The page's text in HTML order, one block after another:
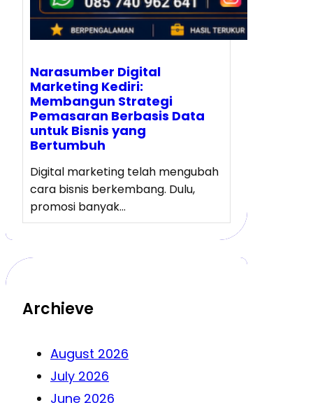
Narasumber Digital
Marketing Kediri:
Membangun Strategi
Pemasaran Berbasis Data
untuk Bisnis yang
Bertumbuh
Digital marketing telah mengubah
cara bisnis berkembang. Dulu,
promosi banyak…
Archieve
August 2026
July 2026
June 2026